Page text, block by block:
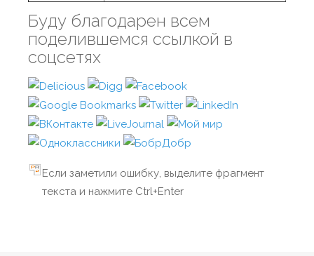
Буду благодарен всем
поделившемся ссылкой в
соцсетях
Если заметили ошибку, выделите фрагмент
текста и нажмите Ctrl+Enter